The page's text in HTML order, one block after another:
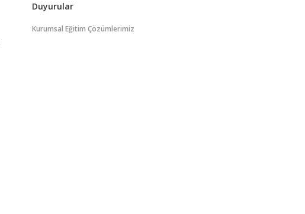
Duyurular
Kurumsal Eğitim Çözümlerimiz